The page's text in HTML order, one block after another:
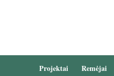
Projektai Remėjai